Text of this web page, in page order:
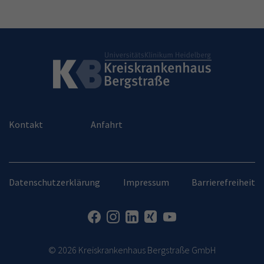
Kontakt Anfahrt
Datenschutzerklärung Impressum Barrierefreiheit
© 2026 Kreiskrankenhaus Bergstraße GmbH